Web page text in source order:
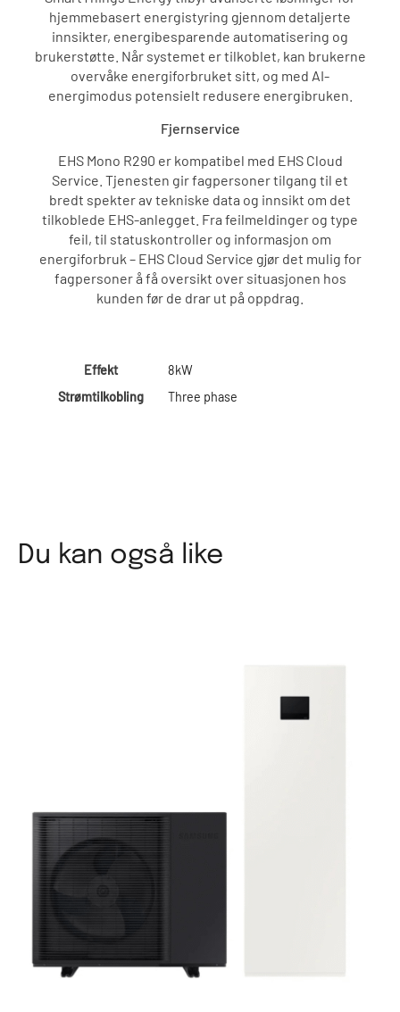
hjemmebasert energistyring gjennom detaljerte
innsikter, energibesparende automatisering og
brukerstøtte. Når systemet er tilkoblet, kan brukerne
overvåke energiforbruket sitt, og med AI-
energimodus potensielt redusere energibruken.
Fjernservice
EHS Mono R290 er kompatibel med EHS Cloud
Service. Tjenesten gir fagpersoner tilgang til et
bredt spekter av tekniske data og innsikt om det
tilkoblede EHS-anlegget. Fra feilmeldinger og type
feil, til statuskontroller og informasjon om
energiforbruk – EHS Cloud Service gjør det mulig for
fagpersoner å få oversikt over situasjonen hos
kunden før de drar ut på oppdrag.
Effekt
8kW
Strømtilkobling
Three phase
Du kan også like